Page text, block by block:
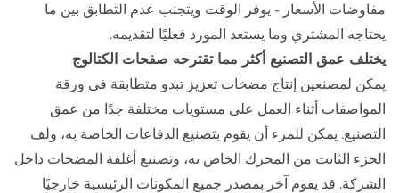
مفاوضات الأسعار - يوفر الوقت ويتجنب عدم التطابق بين ما
يحتاجه المشتري وما يستعد المورد فعليًا لتقديمه.
يختلف عمق التصنيع أكثر مما تقترحه صفحات الكتالوج
يمكن لمصنعين إنتاج مضخات تعزيز تبدو متطابقة في ورقة
المواصفات أثناء العمل على مستويات مختلفة جدًا من عمق
التصنيع. يمكن للمرء أن يقوم بتصنيع الدفاعات الخاصة به، ولف
الجزء الثابت من المحرك الخاص به، وتصنيع أغلفة المضخات داخل
الشركة. قد يقوم آخر بمصدر جميع المكونات الرئيسية خارجيًا